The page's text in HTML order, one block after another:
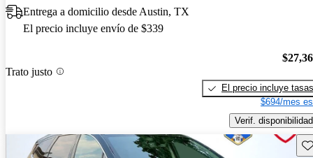
Entrega a domicilio desde Austin, TX
El precio incluye envío de $339
Trato justo
El precio incluye tasas
$694/mes
Verif. disponibilidad